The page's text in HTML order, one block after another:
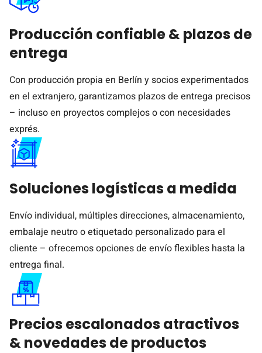
Producción confiable & plazos de
entrega
Con producción propia en Berlín y socios experimentados
en el extranjero, garantizamos plazos de entrega precisos
– incluso en proyectos complejos o con necesidades
exprés.
Soluciones logísticas a medida
Envío individual, múltiples direcciones, almacenamiento,
embalaje neutro o etiquetado personalizado para el
cliente – ofrecemos opciones de envío flexibles hasta la
entrega final.
Precios escalonados atractivos
& novedades de productos